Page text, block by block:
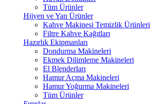
Tüm Ürünler
Hijyen ve Yan Ürünler
Kahve Makinesi Temizlik Ürünleri
Filtre Kahve Kağıtları
Hazırlık Ekipmanları
Dondurma Makineleri
Ekmek Dilimleme Makineleri
El Blenderları
Hamur Açma Makineleri
Hamur Yoğurma Makineleri
Tüm Ürünler